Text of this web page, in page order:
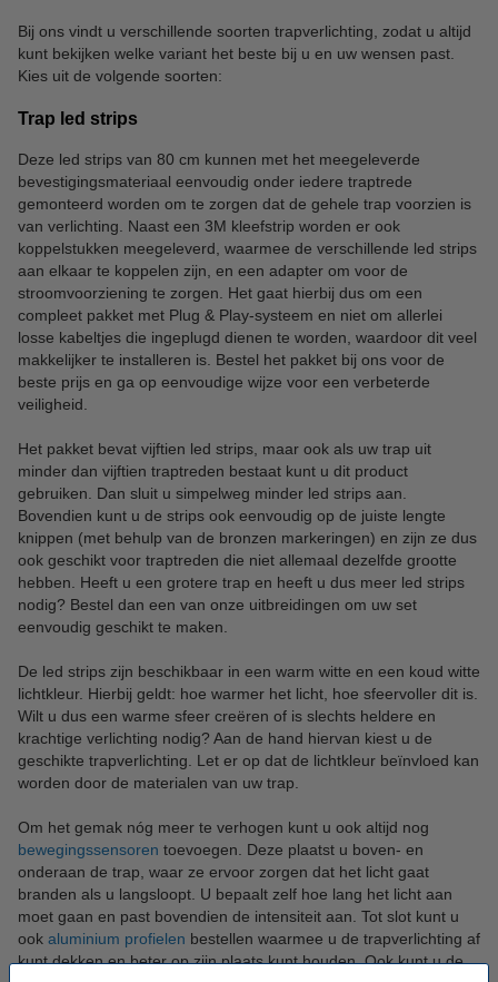
Bij ons vindt u verschillende soorten trapverlichting, zodat u altijd
kunt bekijken welke variant het beste bij u en uw wensen past.
Kies uit de volgende soorten:
Trap led strips
Deze led strips van 80 cm kunnen met het meegeleverde
bevestigingsmateriaal eenvoudig onder iedere traptrede
gemonteerd worden om te zorgen dat de gehele trap voorzien is
van verlichting. Naast een 3M kleefstrip worden er ook
koppelstukken meegeleverd, waarmee de verschillende led strips
aan elkaar te koppelen zijn, en een adapter om voor de
stroomvoorziening te zorgen. Het gaat hierbij dus om een
compleet pakket met Plug & Play-systeem en niet om allerlei
losse kabeltjes die ingeplugd dienen te worden, waardoor dit veel
makkelijker te installeren is. Bestel het pakket bij ons voor de
beste prijs en ga op eenvoudige wijze voor een verbeterde
veiligheid.
Het pakket bevat vijftien led strips, maar ook als uw trap uit
minder dan vijftien traptreden bestaat kunt u dit product
gebruiken. Dan sluit u simpelweg minder led strips aan.
Bovendien kunt u de strips ook eenvoudig op de juiste lengte
knippen (met behulp van de bronzen markeringen) en zijn ze dus
ook geschikt voor traptreden die niet allemaal dezelfde grootte
hebben. Heeft u een grotere trap en heeft u dus meer led strips
nodig? Bestel dan een van onze uitbreidingen om uw set
eenvoudig geschikt te maken.
De led strips zijn beschikbaar in een warm witte en een koud witte
lichtkleur. Hierbij geldt: hoe warmer het licht, hoe sfeervoller dit is.
Wilt u dus een warme sfeer creëren of is slechts heldere en
krachtige verlichting nodig? Aan de hand hiervan kiest u de
geschikte trapverlichting. Let er op dat de lichtkleur beïnvloed kan
worden door de materialen van uw trap.
Om het gemak nóg meer te verhogen kunt u ook altijd nog
bewegingssensoren toevoegen. Deze plaatst u boven- en
onderaan de trap, waar ze ervoor zorgen dat het licht gaat
branden als u langsloopt. U bepaalt zelf hoe lang het licht aan
moet gaan en past bovendien de intensiteit aan. Tot slot kunt u
ook aluminium profielen bestellen waarmee u de trapverlichting af
kunt dekken en beter op zijn plaats kunt houden. Ook kunt u de